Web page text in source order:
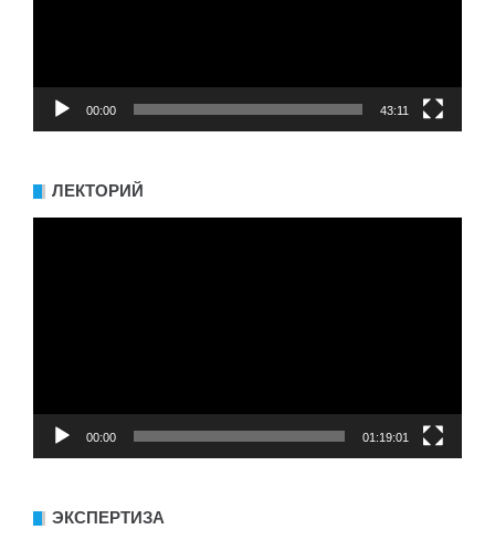
00:00 43:11
ЛЕКТОРИЙ
00:00 01:19:01
ЭКСПЕРТИЗА